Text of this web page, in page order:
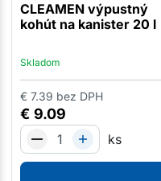
CLEAMEN výpustný
kohút na kanister 20 l
Skladom
€ 9.09
€ 7.39 bez DPH
ks